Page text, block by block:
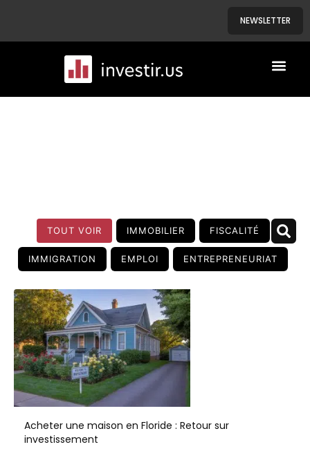
NEWSLETTER
TOUT VOIR IMMOBILIER FISCALITÉ
IMMIGRATION EMPLOI ENTREPRENEURIAT
Acheter une maison en Floride : Retour sur
investissement